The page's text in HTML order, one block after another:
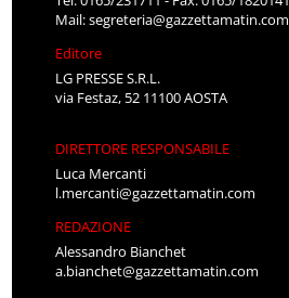
Mail:segreteria@gazzettamatin.com
Editore
LG PRESSE S.R.L.
via Festaz, 52 11100 AOSTA
DIRETTORE RESPONSABILE
Luca Mercanti
l.mercanti@gazzettamatin.com
REDAZIONE
Alessandro Bianchet
a.bianchet@gazzettamatin.com